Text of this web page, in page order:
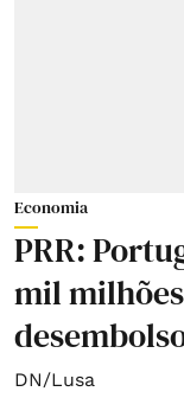
Economia
PRR:
mil
DN/Lusa